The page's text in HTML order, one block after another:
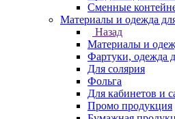
Сменные
Материалы и одежда
Назад
Материалы и
Фартуки, одежда
Для солярия
Фольга
Для кабинетов и
Промо продукция